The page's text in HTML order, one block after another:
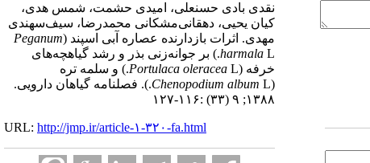
نقدی بادی حسنعلی، امیدی حشمت، شمس هدی،
کیان یحیی، دهقانی‌مشکانی محمدرضا، سیف‌سهندی
مهدی. اثرات بازدارنده عصاره آبی اسپند (Peganum
harmalaL.) بر جوانه‌زنی بذر و رشد گیاهچه‌های
خرفه (
Portulaca oleraceaL.) و سلمه تره
(
Chenopodium albumL.). فصلنامه گياهان دارویی.
۱۳۸۸; ۹ (۳۳) :۱۱۶-۱۲۷
URL: http://jmp.ir/article-۱-۳۲۰-fa.html